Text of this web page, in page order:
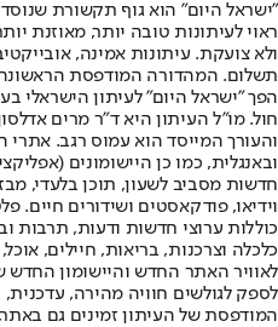
"ישראל היום" הוא גוף תקשורת
ראוי לעיתונות טובה יותר, מאוזנת
ולא צועקת. עיתונות אמינה,
הפך "ישראל היום" לעיתון הישראלי
חול. מו"ל העיתון היא ד"ר מרים
והעורך המייסד הוא עמוס רגב.
חדשות מסביב לשעון, תוכן בלעדי,
וידיאו, פודקאסטים ושידורים חיים.
כוללות ערוצי חדשות ודעות, תרבות
לאוויר האתר החדש והיישומון
לספק לגולשים חוויה מהירה,
המודפסת של העיתון זמינים גם